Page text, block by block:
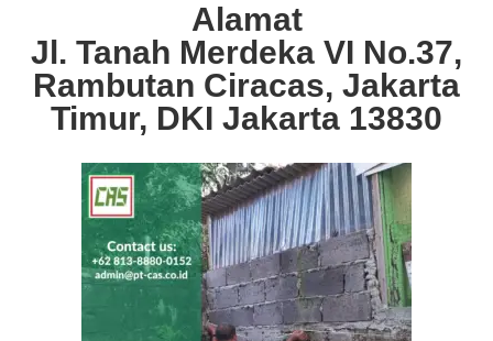
Alamat
Jl. Tanah Merdeka VI No.37,
Rambutan Ciracas, Jakarta
Timur, DKI Jakarta 13830